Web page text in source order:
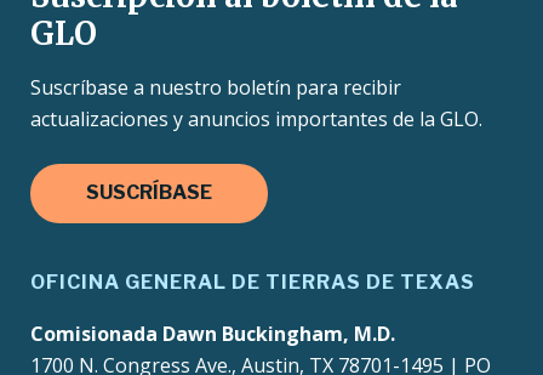
GLO
Suscríbase a nuestro boletín para recibir
actualizaciones y anuncios importantes de la GLO.
SUSCRÍBASE
OFICINA GENERAL DE TIERRAS DE TEXAS
Comisionada Dawn Buckingham, M.D.
1700 N. Congress Ave., Austin, TX 78701-1495 | PO